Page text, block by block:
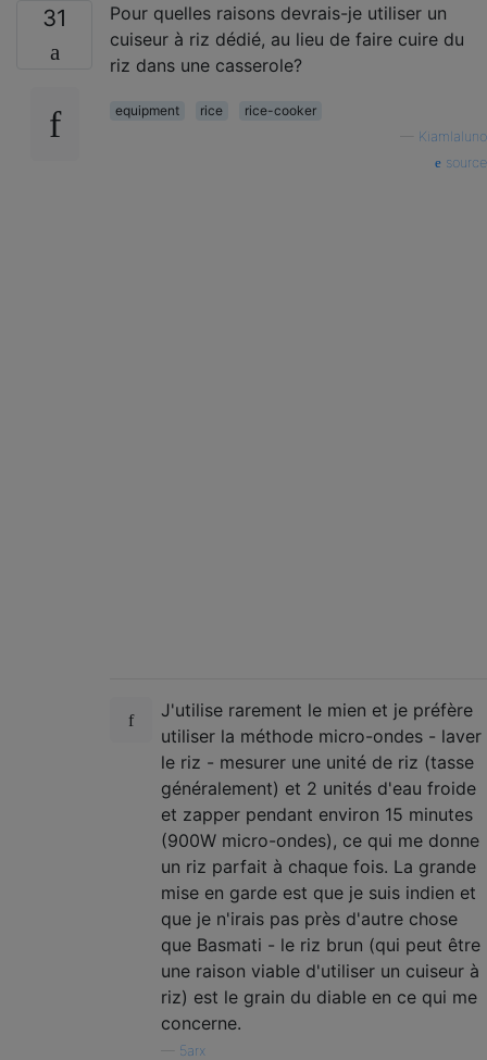
31
Pour quelles raisons devrais-je utiliser un
cuiseur à riz dédié, au lieu de faire cuire du
riz dans une casserole?
equipment rice
rice-cooker
Kiamlaluno
source
J'utilise rarement le mien et je préfère
utiliser la méthode micro-ondes - laver
le riz - mesurer une unité de riz (tasse
généralement) et 2 unités d'eau froide
et zapper pendant environ 15 minutes
(900W micro-ondes), ce qui me donne
un riz parfait à chaque fois. La grande
mise en garde est que je suis indien et
que je n'irais pas près d'autre chose
que Basmati - le riz brun (qui peut être
une raison viable d'utiliser un cuiseur à
riz) est le grain du diable en ce qui me
concerne.
5arx